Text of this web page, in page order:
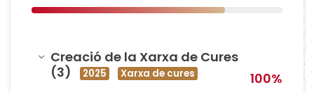
Amagar
Creació de la Xarxa de Cures
(3)
2025 Xarxa de cures 100%